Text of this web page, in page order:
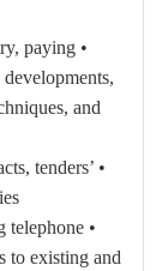
paying
and
tenders’
telephone
to existing and